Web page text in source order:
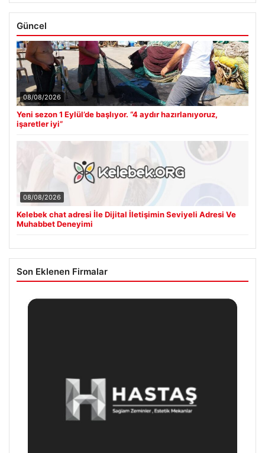
Güncel
08/08/2026
Yeni sezon 1 Eylül’de başlıyor. “4 aydır hazırlanıyoruz,
işaretler iyi”
08/08/2026
Kelebek chat adresi İle Dijital İletişimin Seviyeli Adresi Ve
Muhabbet Deneyimi
Son Eklenen Firmalar